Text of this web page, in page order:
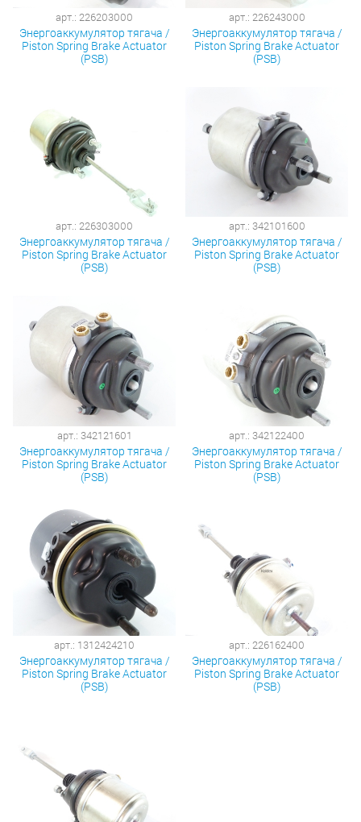
арт.: 226203000
Энергоаккумулятор тягача /
Piston Spring Brake Actuator
(PSB)
арт.: 226243000
Энергоаккумулятор тягача /
Piston Spring Brake Actuator
(PSB)
арт.: 226303000
Энергоаккумулятор тягача /
Piston Spring Brake Actuator
(PSB)
арт.: 342101600
Энергоаккумулятор тягача /
Piston Spring Brake Actuator
(PSB)
арт.: 342121601
Энергоаккумулятор тягача /
Piston Spring Brake Actuator
(PSB)
арт.: 342122400
Энергоаккумулятор тягача /
Piston Spring Brake Actuator
(PSB)
арт.: 1312424210
Энергоаккумулятор тягача /
Piston Spring Brake Actuator
(PSB)
арт.: 226162400
Энергоаккумулятор тягача /
Piston Spring Brake Actuator
(PSB)